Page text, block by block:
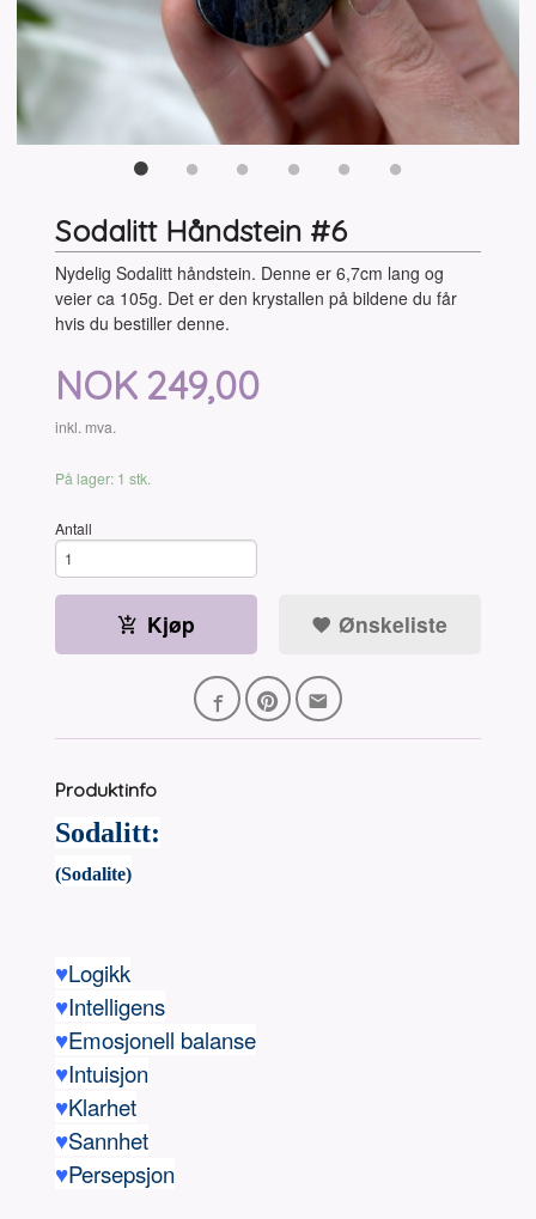
Sodalitt Håndstein #6
Nydelig Sodalitt håndstein. Denne er 6,7cm lang og
veier ca 105g. Det er den krystallen på bildene du får
hvis du bestiller denne.
Pris
NOK 249,00
inkl. mva.
På lager: 1 stk.
Antall
Kjøp Ønskeliste
Produktinfo
Sodalitt:
(Sodalite)
♥Logikk
♥Intelligens
♥Emosjonell balanse
♥Intuisjon
♥Klarhet
♥Sannhet
♥Persepsjon